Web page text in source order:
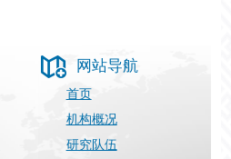
网站导航
首页
机构概况
研究队伍